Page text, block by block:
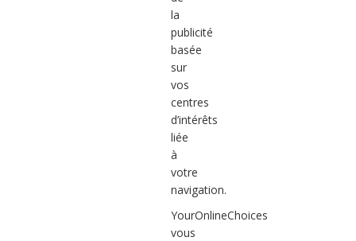
la
publicité
basée
sur
vos
centres
d’intérêts
liée
à
votre
navigation.
YourOnlineChoices
vous